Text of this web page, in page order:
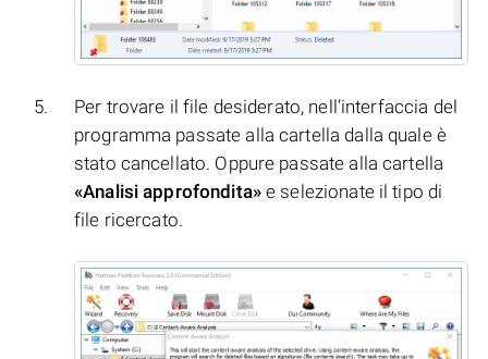
Per trovare il file desiderato, nell’interfaccia del
programma passate alla cartella dalla quale è
stato cancellato. Oppure passate alla cartella
«Analisi approfondita»e selezionate il tipo di
file ricercato.